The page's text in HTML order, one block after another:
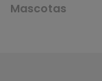
Mascotas